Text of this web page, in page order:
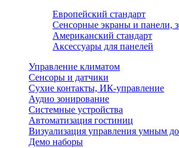
Европейский стандарт
Сенсорные экраны и панели,
Американский стандарт
Аксессуары для панелей
Управление климатом
Сенсоры и датчики
Сухие контакты, ИК-управление
Аудио зонирование
Системные устройства
Автоматизация гостиниц
Визуализация управления умным
Демо наборы